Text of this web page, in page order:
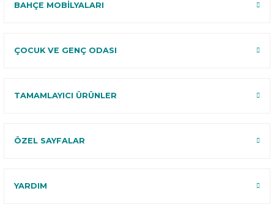
BAHÇE MOBİLYALARI
ÇOCUK VE GENÇ ODASI
TAMAMLAYICI ÜRÜNLER
ÖZEL SAYFALAR
YARDIM